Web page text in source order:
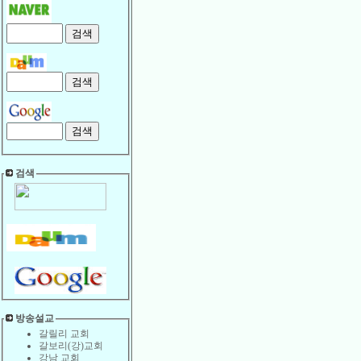
검색
방송설교
갈릴리 교회
갈보리(강)교회
강남 교회